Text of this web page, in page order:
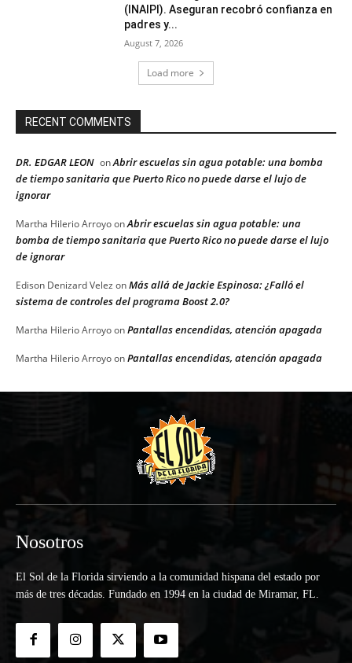
(INAIPI). Aseguran recobró confianza en
padres y...
August 7, 2026
Load more
RECENT COMMENTS
DR. EDGAR LEON onAbrir escuelas sin agua potable: una bomba
de tiempo sanitaria que Puerto Rico no puede darse el lujo de
ignorar
Martha Hilerio ArroyoonAbrir escuelas sin agua potable: una
bomba de tiempo sanitaria que Puerto Rico no puede darse el lujo
de ignorar
Edison Denizard Velez onMás allá de Jackie Espinosa: ¿Falló el
sistema de controles del programa Boost 2.0?
Martha Hilerio ArroyoonPantallas encendidas, atención apagada
Martha Hilerio ArroyoonPantallas encendidas, atención apagada
Nosotros
El Sol de la Florida sirviendo a la comunidad hispana del estado por
más de tres décadas. Fundado en 1994 en la ciudad de Miramar, FL.